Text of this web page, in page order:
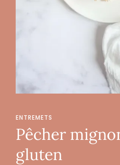
ENTREMETS
Pêcher
gluten